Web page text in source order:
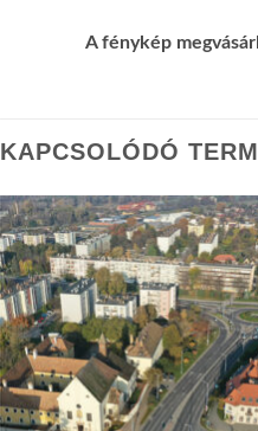
A fénykép
KAPCSOLÓDÓ